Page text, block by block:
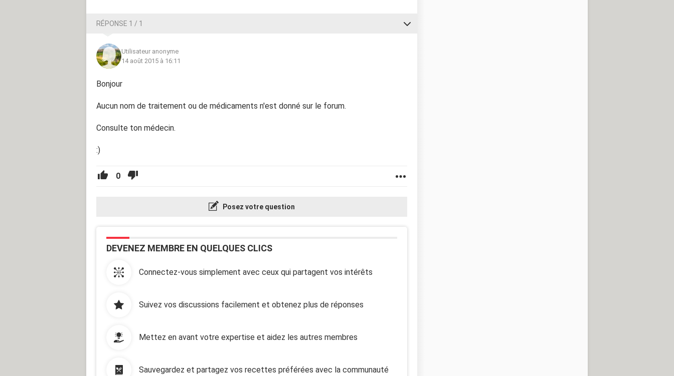
RÉPONSE 1 / 1
Utilisateur anonyme
14 août 2015 à 16:11
Bonjour
Aucun nom de traitement ou de médicaments n'est donné sur le forum.
Consulte ton médecin.
:)
0
Posez votre question
DEVENEZ MEMBRE EN QUELQUES CLICS
Connectez-vous simplement avec ceux qui partagent vos intérêts
Suivez vos discussions facilement et obtenez plus de réponses
Mettez en avant votre expertise et aidez les autres membres
Sauvegardez et partagez vos recettes préférées avec la communauté